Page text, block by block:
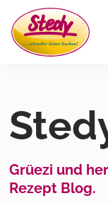
Grüezi und
Rezept Blog.